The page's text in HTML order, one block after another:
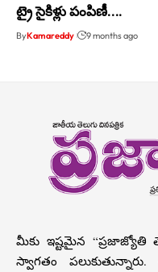
ట్రై సైకిళ్లు పంపిణీ….
ByKamareddy 9 months ago
మీకు ఇష్టమైన “ప్రజాజ్యోతి
స్వాగతం